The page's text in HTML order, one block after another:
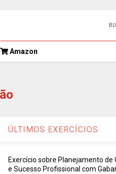
Amazon
ÚLTIMOS EXERCÍCIOS
Exercício sobre Planejamento de
e Sucesso Profissional com